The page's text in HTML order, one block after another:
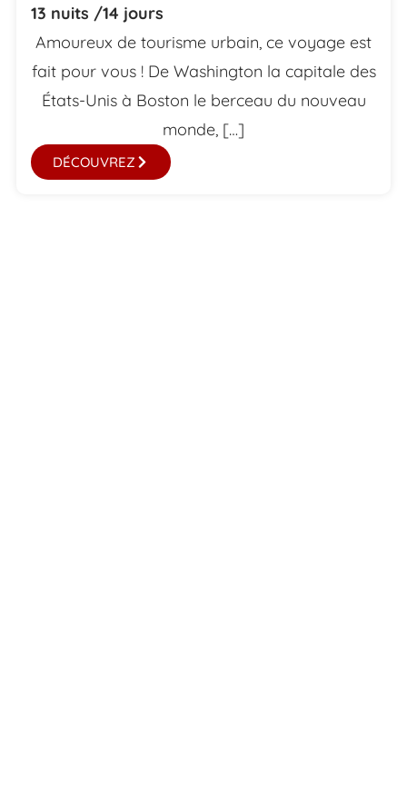
13 nuits /14 jours
Amoureux de tourisme urbain, ce voyage est
fait pour vous ! De Washington la capitale des
États-Unis à Boston le berceau du nouveau
monde, […]
DÉCOUVREZ